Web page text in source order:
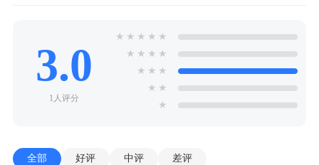
3.0
1人评分
★ ★ ★ ★ ★
★ ★ ★ ★
★ ★ ★
★ ★
★
全部 好评 中评 差评